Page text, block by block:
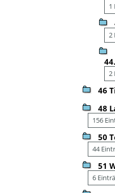
1
2
2
46
48
156
50
44
51
6